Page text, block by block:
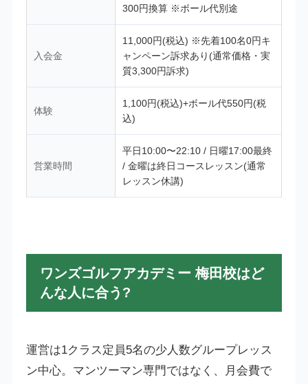
300円換算 ※ボール代別途
入会金
11,000円(税込) ※先着100名0円キ
ャンペーン訴求あり(通常価格・実
質3,300円訴求)
体験
1,100円(税込)+ボール代550円(税
込)
営業時間
平日10:00〜22:10 / 日曜17:00最終
/ 金曜は終日コースレッスン(通常
レッスン休講)
ワンズゴルフアカデミー 梅田校はど
んな人に合う?
運営は1クラス定員5名の少人数グループレッス
ン中心。マンツーマン専門ではなく、月会費で